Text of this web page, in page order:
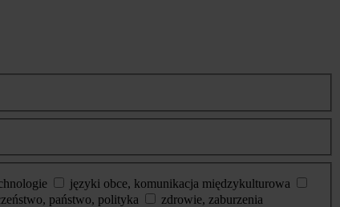
języki obce, komunikacja międzykulturowa
państwo, polityka
zdrowie, zaburzenia